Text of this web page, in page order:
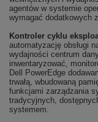
agentów w systemie
wymagać dodatkowych
Kontroler cyklu
automatyzację obsługi
wydajności centrum
inwentaryzować,
Dell PowerEdge
trwałą, wbudowaną
funkcjami zarządzania
tradycyjnych,
systemem.